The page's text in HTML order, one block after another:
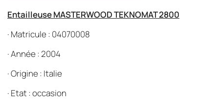
Entailleuse MASTERWOOD TEKNOMAT 2800
· Matricule : 04070008
·Année : 2004
·Origine : Italie
· Etat : occasion